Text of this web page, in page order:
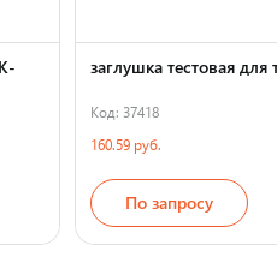
заглушка тестовая
Код: 37418
160.59 руб.
По запросу